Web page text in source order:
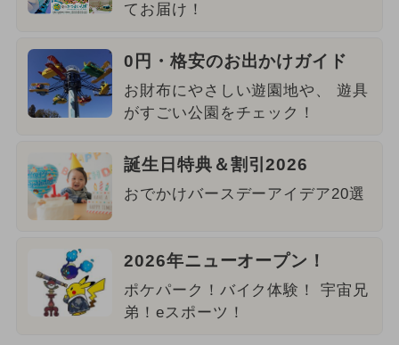
てお届け！
0円・格安のお出かけガイド
お財布にやさしい遊園地や、 遊具
がすごい公園をチェック！
誕生日特典＆割引2026
おでかけバースデーアイデア20選
2026年ニューオープン！
ポケパーク！バイク体験！ 宇宙兄
弟！eスポーツ！